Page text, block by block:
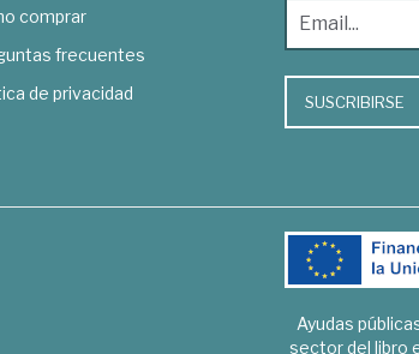
comprar
frecuentes
de privacidad
SUSCRIBIRSE
Ayudas
sector del libro